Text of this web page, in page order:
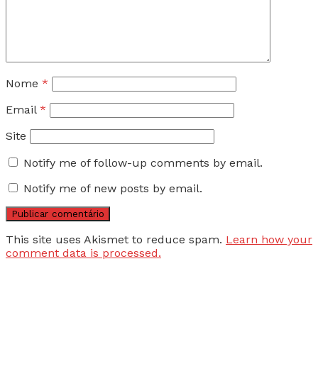
Nome *
Email *
Site
Notify me of follow-up comments by email.
Notify me of new posts by email.
This site uses Akismet to reduce spam. Learn how your
comment data is processed.